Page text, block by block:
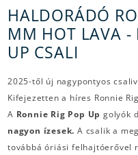
HALDORÁDÓ
MM HOT LAVA -
UP CSALI
2025-től új nagypontyos
Kifejezetten a híres Ronnie
A Ronnie Rig Pop Up golyók
nagyon ízesek.A csalik a
továbbá óriási felhajtóerővel